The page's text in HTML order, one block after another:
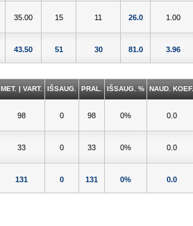
35.00 15 11 26.0 1.00
43.50 51 30 81.0 3.96
MET. Į VART. IŠSAUG. PRAL. IŠSAUG. % NAUD. KOEF.
98 0 98 0% 0.0
33 0 33 0% 0.0
131 0 131 0% 0.0